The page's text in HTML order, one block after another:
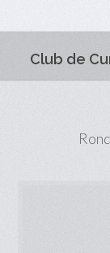
Club de